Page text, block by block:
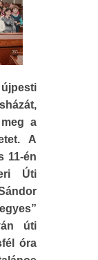
a
A
11-én
Úti
úti
óra